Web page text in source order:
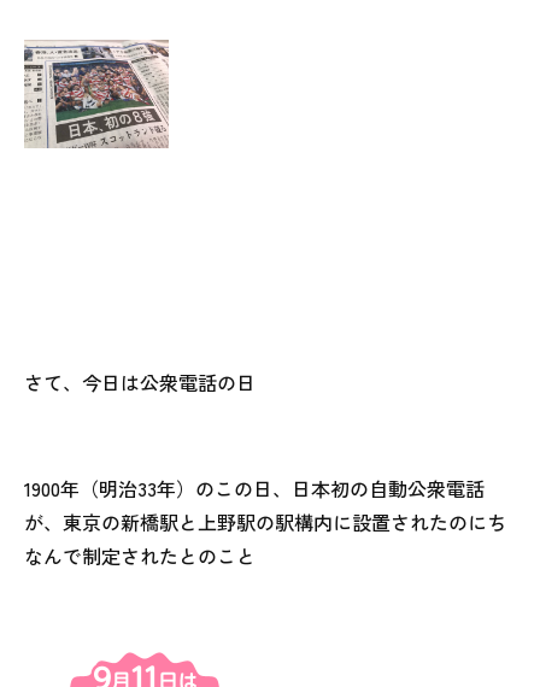
さて、今日は公衆電話の日
1900年（明治33年）のこの日、日本初の自動公衆電話
が、東京の新橋駅と上野駅の駅構内に設置されたのにち
なんで制定されたとのこと